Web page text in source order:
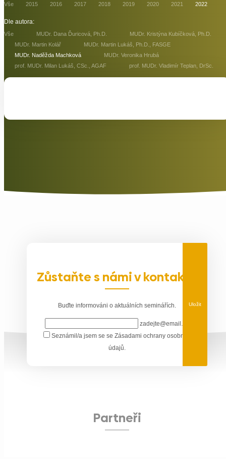
Vše 2015 2016 2017 2018 2019 2020 2021 2022
Dle autora:
Vše MUDr. Dana Ďuricová, Ph.D.
MUDr. Kristýna Kubíčková, Ph.D.
MUDr. Martin Kolář
MUDr. Martin Lukáš, Ph.D., FASGE
MUDr. Naděžda Machková
MUDr. Veronika Hrubá
prof. MUDr. Milan Lukáš, CSc., AGAF
prof. MUDr. Vladimír Teplan, DrSc.
Zůstaňte s námi v kontaktu
Buďte informováni o aktuálních seminářích.
zadejte@email.cz
Uložit
Seznámil/a jsem se seZásadami ochrany osobních
údajů
Partneři